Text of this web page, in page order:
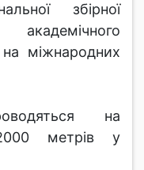
збірної
міжнародних
на
метрів у